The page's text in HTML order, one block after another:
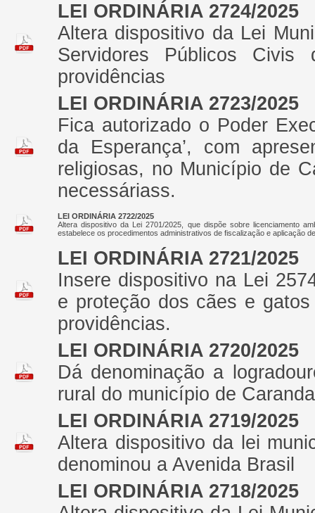
LEI ORDINÁRIA 2724/2025
Altera dispositivo da Lei
Servidores Públicos
providências
LEI ORDINÁRIA 2723/2025
Fica autorizado o Poder
da Esperança’, com
religiosas, no Município de
necessáriass.
LEI ORDINÁRIA 2722/2025
Altera dispositivo da Lei 2701/2025, que dispõe sobre licenciamento
estabelece os procedimentos administrativos de fiscalização e aplicação
LEI ORDINÁRIA 2721/2025
Insere dispositivo na Lei
e proteção dos cães e
providências.
LEI ORDINÁRIA 2720/2025
Dá denominação a
rural do município de
LEI ORDINÁRIA 2719/2025
Altera dispositivo da lei
denominou a Avenida Brasil
LEI ORDINÁRIA 2718/2025